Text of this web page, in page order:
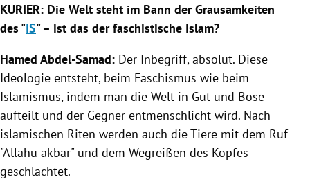
KURIER: Die Welt steht im Bann der Grausamkeiten
des "IS" – ist das der faschistische Islam?
Hamed Abdel-Samad: Der Inbegriff, absolut. Diese
Ideologie entsteht, beim Faschismus wie beim
Islamismus, indem man die Welt in Gut und Böse
aufteilt und der Gegner entmenschlicht wird. Nach
islamischen Riten werden auch die Tiere mit dem Ruf
"Allahu akbar" und dem Wegreißen des Kopfes
geschlachtet.